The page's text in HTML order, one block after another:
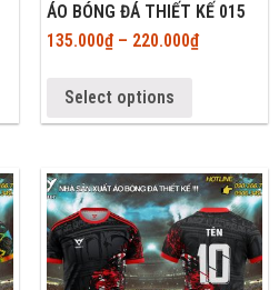
ÁO BÓNG ĐÁ THIẾT KẾ 015
135.000₫– 220.000₫
Select options